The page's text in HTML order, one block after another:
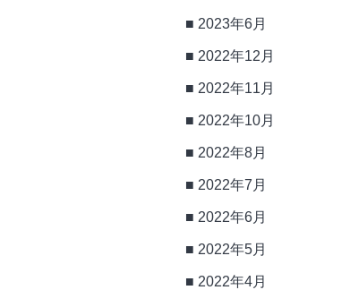
2023年6月
2022年12月
2022年11月
2022年10月
2022年8月
2022年7月
2022年6月
2022年5月
2022年4月